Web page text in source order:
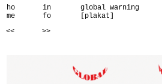
in
fo
ho
me
>>
<<
global warning
[plakat]